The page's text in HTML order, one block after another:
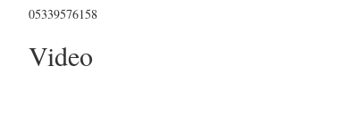
05339576158
Video